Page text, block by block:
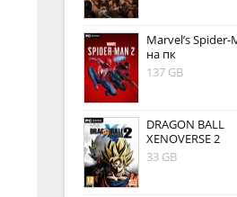
Marvel’s Spider-
на пк
137 GB
DRAGON BALL
XENOVERSE 2
33 GB